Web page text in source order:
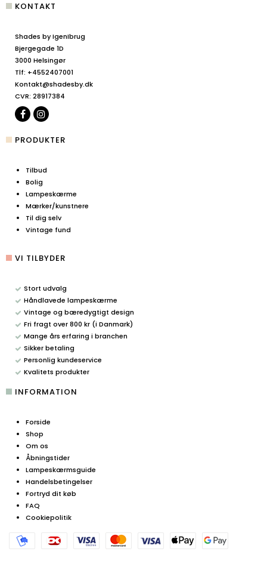
KONTAKT
Shades by IgenIbrug
Bjergegade 1D
3000 Helsingør
Tlf: +4552407001
Kontakt@shadesby.dk
CVR: 28917384
PRODUKTER
Tilbud
Bolig
Lampeskærme
Mærker/kunstnere
Til dig selv
Vintage fund
VI TILBYDER
Stort udvalg
Håndlavede lampeskærme
Vintage og bæredygtigt design
Fri fragt over 800 kr (i Danmark)
Mange års erfaring i branchen
Sikker betaling
Personlig kundeservice
Kvalitets produkter
INFORMATION
Forside
Shop
Om os
Åbningstider
Lampeskærmsguide
Handelsbetingelser
Fortryd dit køb
FAQ
Cookiepolitik